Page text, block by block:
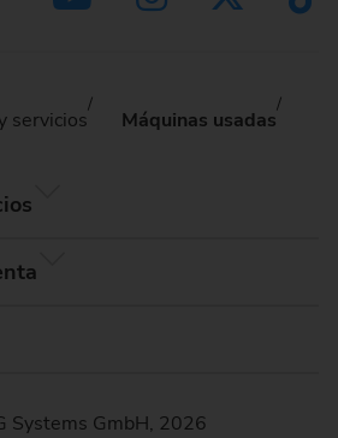
servicios Máquinas usadas
Systems GmbH, 2026